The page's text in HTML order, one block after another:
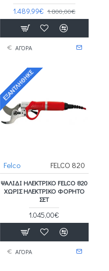
1.489,99€ 1.800,00€
ΑΓΟΡΑ
ΕΞΑΝΤΛΉΘΗΚΕ
Felco FELCO 820
ΨΑΛΙΔΙ ΗΛΕΚΤΡΙΚΟ FELCO 820
ΧΩΡΙΣ ΗΛΕΚΤΡΙΚΟ ΦΟΡΗΤΟ
ΣΕΤ
1.045,00€
ΑΓΟΡΑ